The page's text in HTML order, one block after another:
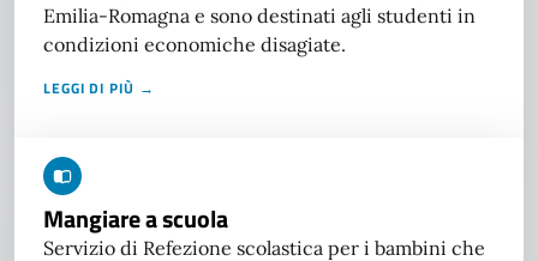
Emilia-Romagna e sono destinati agli studenti in
condizioni economiche disagiate.
LEGGI DI PIÙ →
Mangiare a scuola
Servizio di Refezione scolastica per i bambini che